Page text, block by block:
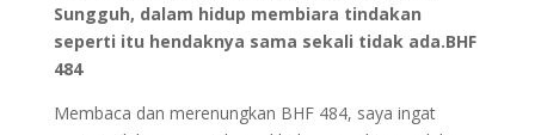
Sungguh, dalam hidup membiara tindakan
seperti itu hendaknya sama sekali tidak ada.BHF
484
Membaca dan merenungkan BHF 484, saya ingat